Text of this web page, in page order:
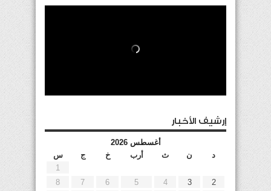
إرشيف الأخبار
أغسطس 2026
د
ن ث أرب خ ج
س
1
2
3
4
5
6
7
8